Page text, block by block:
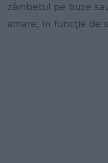
zâmbetul pe buze
amare, în funcţie de